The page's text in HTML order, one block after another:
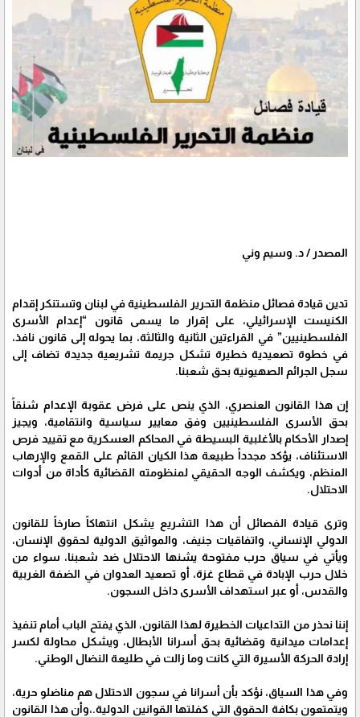
المصدر / د. وسيم وني
تدين قيادة فصائل منظمة التحرير الفلسطينية في لبنان وتستنكر إقدام
الكنيست الإسرائيلي، على إقرار ما يسمى قانون “إعدام الأسرى
الفلسطينيين” في القراءتين الثانية والثالثة، بما يحوله إلى قانون نافذ،
في خطوة تصعيدية خطيرة تشكل جريمة تشريعية جديدة تضاف إلى
سجل الجرائم الصهيونية بحق شعبنا.
إن هذا القانون العنصري، الذي ينص على فرض عقوبة الإعدام شنقاً
بحق الأسرى الفلسطينيين وفق معايير سياسية وانتقامية، ويجيز
إصدار الأحكام بالأغلبية البسيطة في المحاكم العسكرية مع تقييد فرص
الاستئناف، يؤكد مجدداً طبيعة هذا الكيان القائم على القمع والإرهاب
المنظم، ويكشف الوجه الحقيقي لمنظومته القضائية كأداة من أدوات
الاحتلال.
وترى قيادة الفصائل أن هذا التشريع يشكل انتهاكاً صارخاً للقانون
الدولي الإنساني، واتفاقيات جنيف، والمواثيق الدولية لحقوق الإنسان،
ويأتي في سياق حرب مفتوحة يشنها الاحتلال ضد شعبنا، سواء من
خلال حرب الإبادة في قطاع غزة، أو تصعيد العدوان في الضفة الغربية
والقدس، أو عبر استهداف الأسرى داخل السجون.
إننا نحذر من التداعيات الخطيرة لهذا القانون، الذي يفتح الباب أمام تنفيذ
إعدامات ميدانية وقضائية بحق أسرانا الأبطال، ويشكل محاولة لكسر
إرادة الحركة الأسيرة التي كانت وما زالت في طليعة النضال الوطني.
وفي هذا السياق، نؤكد بأن أسرانا في سجون الاحتلال هم مناضلو حرية،
ويتمتعون بكافة الحقوق التي كفلتها القوانين الدولية.،وأن هذا القانون